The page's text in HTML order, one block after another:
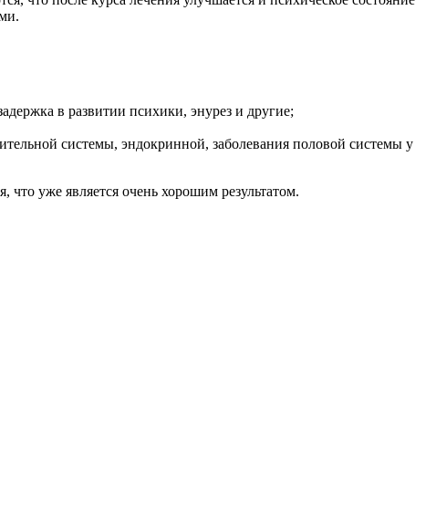
в развитии психики, энурез и другие;
системы, эндокринной, заболевания половой системы у
что уже является очень хорошим результатом.